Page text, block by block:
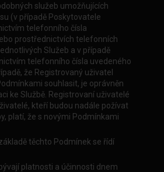
služeb umožňujících
(v případě Poskytovatele
telefonního čísla
prostřednictvích telefonních
Služeb a v případě
telefonního čísla uvedeného
že Registrovaný uživatel
souhlasit, je oprávněn
ke Službě. Registrovaní uživatelé
kteří budou nadále požívat
platí, že s novými Podmínkami
těchto Podmínek se řídí
platnosti a účinnosti dnem